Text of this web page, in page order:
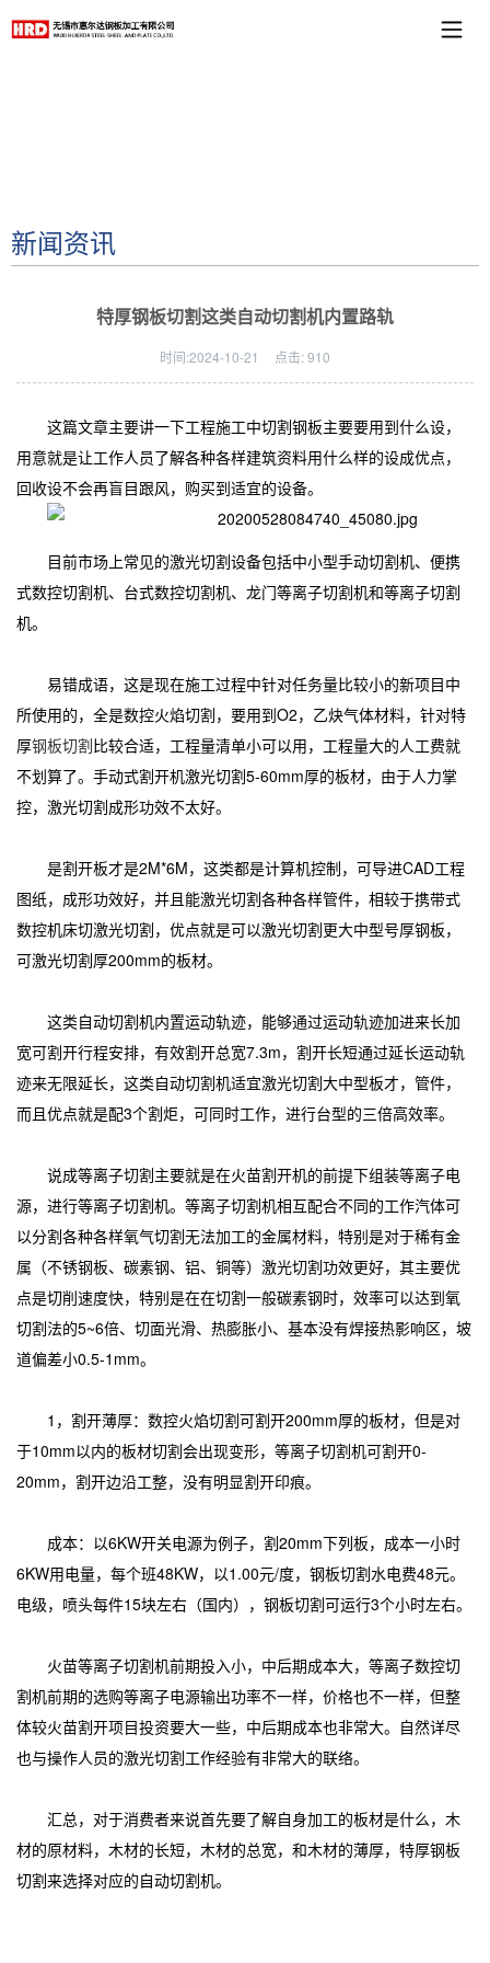
新闻资讯
特厚钢板切割这类自动切割机内置路轨
时间:2024-10-21 点击:910
这篇文章主要讲一下工程施工中切割钢板主要要用到什么设，
用意就是让工作人员了解各种各样建筑资料用什么样的设成优点，
回收设不会再盲目跟风，购买到适宜的设备。
目前市场上常见的激光切割设备包括中小型手动切割机、便携
式数控切割机、台式数控切割机、龙门等离子切割机和等离子切割
机。
易错成语，这是现在施工过程中针对任务量比较小的新项目中
所使用的，全是数控火焰切割，要用到O2，乙炔气体材料，针对特
厚钢板切割比较合适，工程量清单小可以用，工程量大的人工费就
不划算了。手动式割开机激光切割5-60mm厚的板材，由于人力掌
控，激光切割成形功效不太好。
是割开板才是2M*6M，这类都是计算机控制，可导进CAD工程
图纸，成形功效好，并且能激光切割各种各样管件，相较于携带式
数控机床切激光切割，优点就是可以激光切割更大中型号厚钢板，
可激光切割厚200mm的板材。
这类自动切割机内置运动轨迹，能够通过运动轨迹加进来长加
宽可割开行程安排，有效割开总宽7.3m，割开长短通过延长运动轨
迹来无限延长，这类自动切割机适宜激光切割大中型板才，管件，
而且优点就是配3个割炬，可同时工作，进行台型的三倍高效率。
说成等离子切割主要就是在火苗割开机的前提下组装等离子电
源，进行等离子切割机。等离子切割机相互配合不同的工作汽体可
以分割各种各样氧气切割无法加工的金属材料，特别是对于稀有金
属（不锈钢板、碳素钢、铝、铜等）激光切割功效更好，其主要优
点是切削速度快，特别是在在切割一般碳素钢时，效率可以达到氧
切割法的5~6倍、切面光滑、热膨胀小、基本没有焊接热影响区，坡
道偏差小0.5-1mm。
1，割开薄厚：数控火焰切割可割开200mm厚的板材，但是对
于10mm以内的板材切割会出现变形，等离子切割机可割开0-
20mm，割开边沿工整，没有明显割开印痕。
成本：以6KW开关电源为例子，割20mm下列板，成本一小时
6KW用电量，每个班48KW，以1.00元/度，钢板切割水电费48元。
电级，喷头每件15块左右（国内），钢板切割可运行3个小时左右。
火苗等离子切割机前期投入小，中后期成本大，等离子数控切
割机前期的选购等离子电源输出功率不一样，价格也不一样，但整
体较火苗割开项目投资要大一些，中后期成本也非常大。自然详尽
也与操作人员的激光切割工作经验有非常大的联络。
汇总，对于消费者来说首先要了解自身加工的板材是什么，木
材的原材料，木材的长短，木材的总宽，和木材的薄厚，特厚钢板
切割来选择对应的自动切割机。